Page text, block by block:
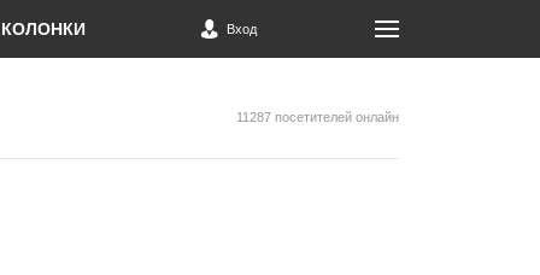
КОЛОНКИ Вход
11287 посетителей онлайн